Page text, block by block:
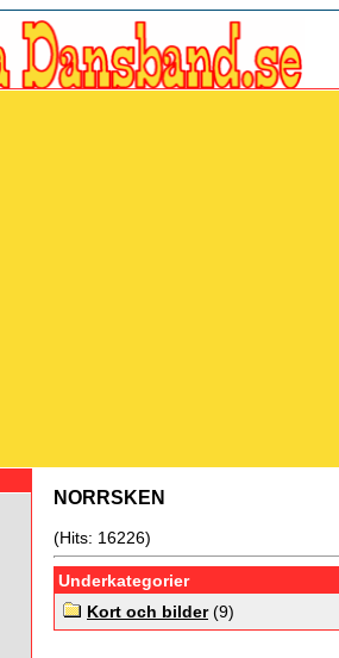
NORRSKEN
(Hits: 16226)
Underkategorier
Kort och bilder(9)